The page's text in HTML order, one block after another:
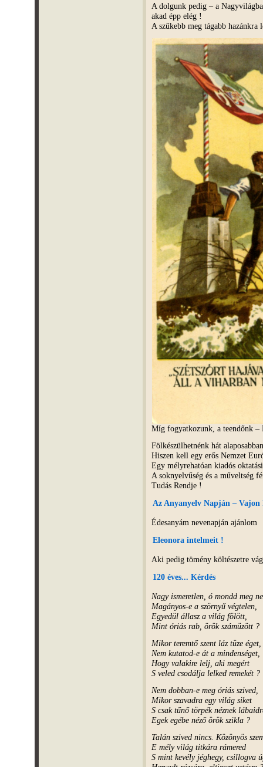
A dolgunk pedig – a
akad épp elég !
A szűkebb meg tágabb
Míg fogyatkozunk, a teendőnk
Fölkészülhetnénk hát
Hiszen kell egy erős Nemzet
Egy mélyrehatóan kiadós
A soknyelvűség és a műveltség
Tudás Rendje !
Az Anyanyelv Napján –
Édesanyám nevenapján ajánlom
Eleonora intelmeit !
Aki pedig tömény költészetre
120 éves... Kérdés
Nagy ismeretlen, ó mondd meg
Magányos-e a szörnyű végtelen,
Egyedül állasz a világ fölött,
Mint óriás rab, örök számüzött ?
Mikor teremtő szent láz tüze éget,
Nem kutatod-e át a mindenséget,
Hogy valakire lelj, aki megért
S veled csodálja lelked remekét ?
Nem dobban-e meg óriás szived,
Mikor szavadra egy világ siket
S csak tűnő törpék néznek
Egek egébe néző örök szikla ?
Talán szived nincs. Közönyös
E mély világ titkára rámered
S mint kevély jéghegy, csillogva